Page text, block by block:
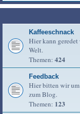
Kaffeeschnack
Hier kann
Welt.
Themen: 424
Feedback
Hier bitten wir
zum Blog.
Themen: 123